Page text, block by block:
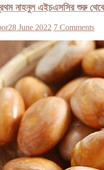
নাহনুল এইচএসসির শুরু
28 June 2022 7 Comments